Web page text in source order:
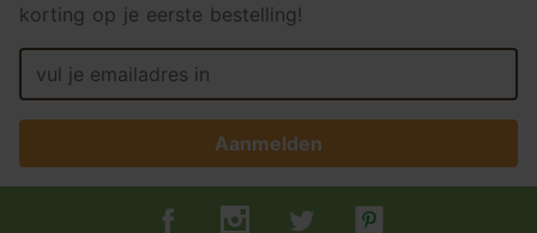
korting op je eerste bestelling!
Aanmelden